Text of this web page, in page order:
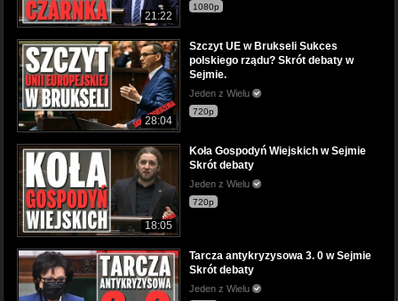
21:22
1080p
28:04
Szczyt UE w Brukseli Sukces
polskiego rządu? Skrót debaty w
Sejmie.
Jeden z Wielu
720p
18:05
Koła Gospodyń Wiejskich w Sejmie
Skrót debaty
Jeden z Wielu
720p
Tarcza antykryzysowa 3. 0 w Sejmie
Skrót debaty
Jeden z Wielu